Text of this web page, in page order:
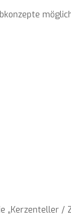
„Kerzenteller /